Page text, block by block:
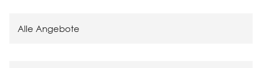
Alle Angebote